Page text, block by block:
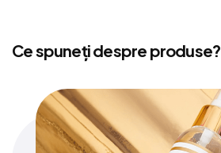
din
stele.
Ce spuneți despre produse?